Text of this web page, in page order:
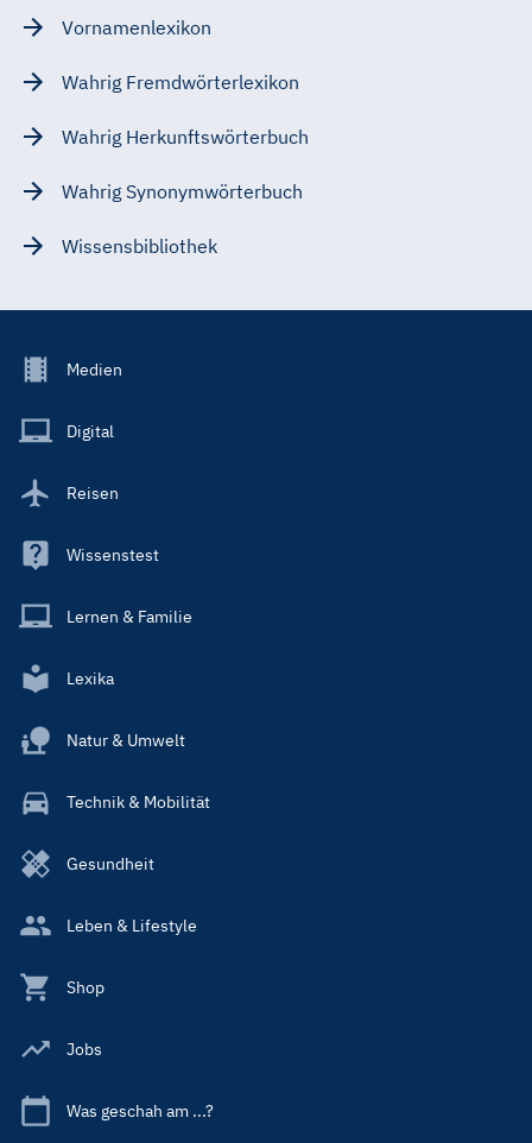
Vornamenlexikon
Wahrig Fremdwörterlexikon
Wahrig Herkunftswörterbuch
Wahrig Synonymwörterbuch
Wissensbibliothek
Footer
Main
Medien
Digital
Reisen
Wissenstest
Lernen & Familie
Lexika
Natur & Umwelt
Technik & Mobilität
Gesundheit
Leben & Lifestyle
Shop
Jobs
Was geschah am ...?